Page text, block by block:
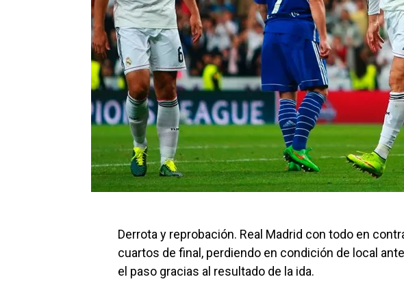
Derrota y reprobación. Real Madrid con todo en
cuartos de final, perdiendo en condición de local
el paso gracias al resultado de la ida.